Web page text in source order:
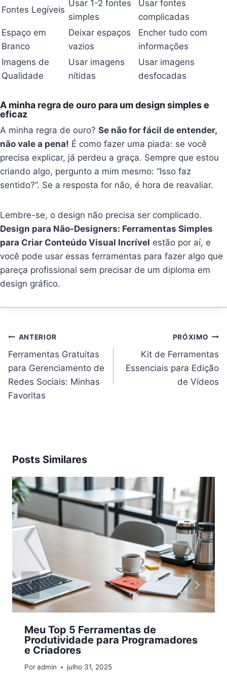
Fontes Legíveis
Usar 1-2 fontes
simples
Usar fontes
complicadas
Espaço em
Branco
Deixar espaços
vazios
Encher tudo com
informações
Imagens de
Qualidade
Usar imagens
nítidas
Usar imagens
desfocadas
A minha regra de ouro para um design simples e
eficaz
A minha regra de ouro?Se não for fácil de entender,
não vale a pena! É como fazer uma piada: se você
precisa explicar, já perdeu a graça. Sempre que estou
criando algo, pergunto a mim mesmo: “Isso faz
sentido?”. Se a resposta for não, é hora de reavaliar.
Lembre-se, o design não precisa ser complicado.
Design para Não-Designers: Ferramentas Simples
para Criar Conteúdo Visual Incrível estão por aí, e
você pode usar essas ferramentas para fazer algo que
pareça profissional sem precisar de um diploma em
design gráfico.
Navegação
Post
ANTERIOR
Ferramentas Gratuitas
para Gerenciamento de
Redes Sociais: Minhas
Favoritas
PRÓXIMO
Kit de Ferramentas
Essenciais para Edição
de Vídeos
Posts Similares
Meu Top 5 Ferramentas de
Produtividade para Programadores
e Criadores
Poradmin julho 31, 2025